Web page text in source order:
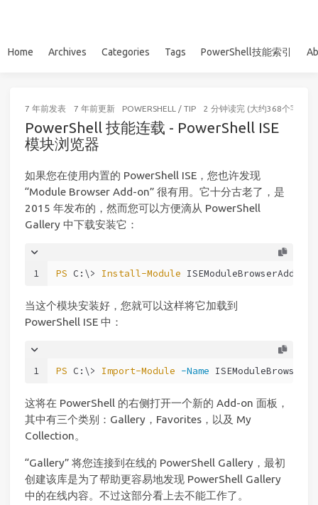
Home Archives Categories Tags PowerShell技能索引
7 年前发表 7 年前更新 POWERSHELL / TIP 2 分钟读完 (大约368个字)
PowerShell 技能连载 - PowerShell ISE
模块浏览器
如果您在使用内置的 PowerShell ISE，您也许发现
“Module Browser Add-on” 很有用。它十分古老了，是
2015 年发布的，然而您可以方便滴从 PowerShell
Gallery 中下载安装它：
1 PS C:\> Install-Module ISEModuleBrowserAddOn
当这个模块安装好，您就可以这样将它加载到
PowerShell ISE 中：
1 PS C:\> Import-Module -Name
这将在 PowerShell 的右侧打开一个新的 Add-on 面板，
其中有三个类别：Gallery，Favorites，以及 My
Collection。
“Gallery” 将您连接到在线的 PowerShell Gallery，最初
创建该库是为了帮助更容易地发现 PowerShell Gallery
中的在线内容。不过这部分看上去不能工作了。